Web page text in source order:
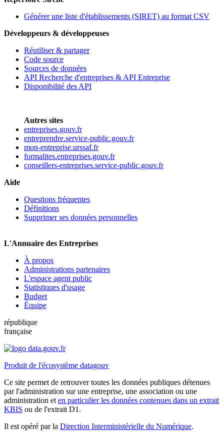
Générer une liste d'établissements (SIRET) au format CSV
Développeurs & développeuses
Réutiliser & partager
Code source
Sources de données
API Recherche d'entreprises & API Entreprise
Disponibilité des API
Autres sites
entreprises.gouv.fr
entreprendre.service-public.gouv.fr
mon-entreprise.urssaf.fr
formalites.entreprises.gouv.fr
conseillers-entreprises.service-public.gouv.fr
Aide
Questions fréquentes
Définitions
Supprimer ses données personnelles
L'Annuaire des Entreprises
À propos
Administrations partenaires
L'espace agent public
Statistiques d'usage
Budget
Équipe
république
française
Produit de l'écosystème datagouv
Ce site permet de retrouver toutes les données publiques détenues
par l'administration sur une entreprise, une association ou une
administration et en particulier les données contenues dans un extrait
KBIS ou de l'extrait D1.
Il est opéré par la Direction Interministérielle du Numérique.